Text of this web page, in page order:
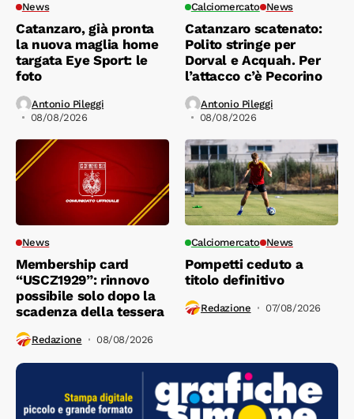
News
Catanzaro, già pronta
la nuova maglia home
targata Eye Sport: le
foto
Antonio Pileggi
08/08/2026
Calciomercato News
Catanzaro scatenato:
Polito stringe per
Dorval e Acquah. Per
l’attacco c’è Pecorino
Antonio Pileggi
08/08/2026
News
Membership card
“USCZ1929”: rinnovo
possibile solo dopo la
scadenza della tessera
Redazione 08/08/2026
Calciomercato News
Pompetti ceduto a
titolo definitivo
Redazione 07/08/2026